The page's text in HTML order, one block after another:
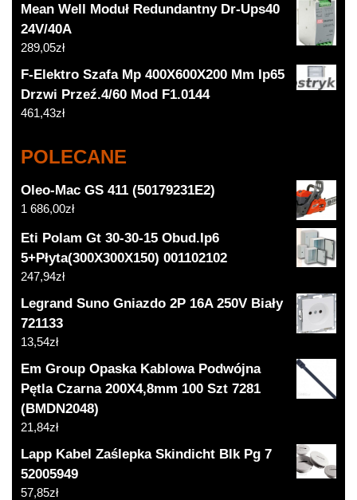
Mean Well Moduł Redundantny Dr-Ups40
24V/40A
289,05zł
F-Elektro Szafa Mp 400X600X200 Mm Ip65
Drzwi Przeź.4/60 Mod F1.0144
461,43zł
POLECANE
Oleo-Mac GS 411 (50179231E2)
1 686,00zł
Eti Polam Gt 30-30-15 Obud.Ip6
5+Płyta(300X300X150) 001102102
247,94zł
Legrand Suno Gniazdo 2P 16A 250V Biały
721133
13,54zł
Em Group Opaska Kablowa Podwójna
Pętla Czarna 200X4,8mm 100 Szt 7281
(BMDN2048)
21,84zł
Lapp Kabel Zaślepka Skindicht Blk Pg 7
52005949
57,85zł